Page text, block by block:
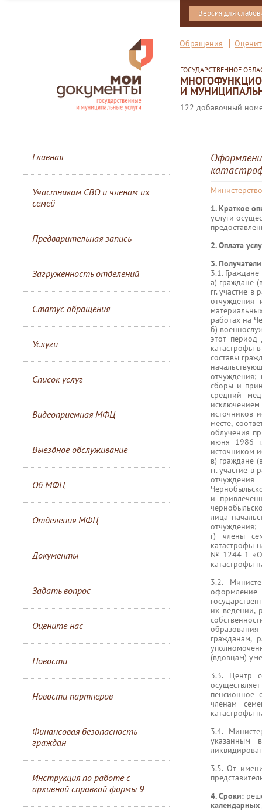
Версия для
Обращения
ГОСУДАРСТВЕННОЕ
И
122 добавочный
Главная
Участникам СВО и членам их
семей
Предварительная запись
Загруженность отделений
Статус обращения
Услуги
Список услуг
Видеоприемная МФЦ
Выездное обслуживание
Об МФЦ
Отделения МФЦ
Документы
Задать вопрос
Оцените нас
Новости
Новости партнеров
Финансовая безопасность
граждан
Инструкция по работе с
архивной справкой формы 9
1. Краткое
услуги
2. Оплата
3.
3.1.
а) граждане
гг. участие
отчуждения
работах на
б)
этот период
катастрофы
составы
отчуждения;
сборы и
средний
источников
месте,
облучения
июня 1986
источником
в) граждане
гг. участие
и
лица
отчуждения;
г) члены
катастрофы
№ 1244-1 «О
катастрофы
3.2.
оформление
их ведении,
гражданам,
(вдовцам)
3.3. Центр
пенсионное
членам
катастрофы
3.4.
указанным
3.5. От
4. Сроки:
календарных